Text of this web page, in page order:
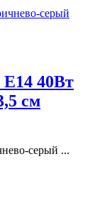
40Вт
см
серый ...